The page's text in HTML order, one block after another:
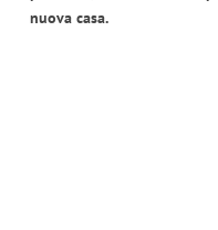
nuova casa.